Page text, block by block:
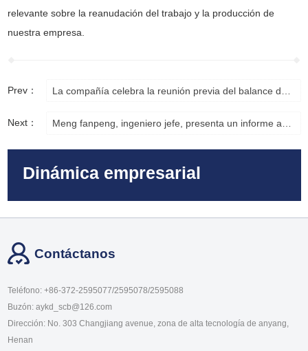
Dinámica empresarial
relevante sobre la reanudación del trabajo y la producción de
nuestra empresa.
Prev：
Next：
Contáctanos
Teléfono: +86-372-2595077/2595078/2595088
Buzón: aykd_scb@126.com
Dirección: No. 303 Changjiang avenue, zona de alta tecnología de anyang,
Henan